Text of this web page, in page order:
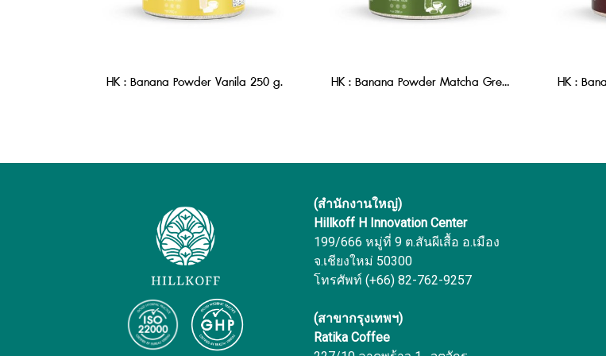
HK : Banana Powder Vanila 250 g. HK : Banana Powder Matcha Green tea 250 g.
(สำนักงานใหญ่)
Hillkoff H Innovation Center
199/666 หมู่ที่ 9 ต.สันผีเสื้อ อ.เมือง
จ.เชียงใหม่ 50300
โทรศัพท์ (+66) 82-762-9257
(สาขากรุงเทพฯ)
Ratika Coffee